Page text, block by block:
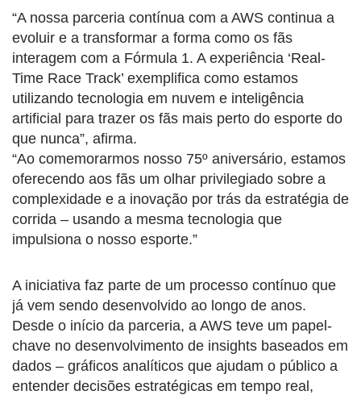
“A nossa parceria contínua com a AWS continua a
evoluir e a transformar a forma como os fãs
interagem com a Fórmula 1. A experiência ‘Real-
Time Race Track’ exemplifica como estamos
utilizando tecnologia em nuvem e inteligência
artificial para trazer os fãs mais perto do esporte do
que nunca”, afirma.
“Ao comemorarmos nosso 75º aniversário, estamos
oferecendo aos fãs um olhar privilegiado sobre a
complexidade e a inovação por trás da estratégia de
corrida – usando a mesma tecnologia que
impulsiona o nosso esporte.”
A iniciativa faz parte de um processo contínuo que
já vem sendo desenvolvido ao longo de anos.
Desde o início da parceria, a AWS teve um papel-
chave no desenvolvimento de insights baseados em
dados – gráficos analíticos que ajudam o público a
entender decisões estratégicas em tempo real,